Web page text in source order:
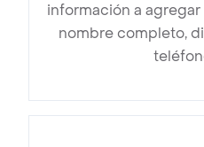
información a
nombre completo,